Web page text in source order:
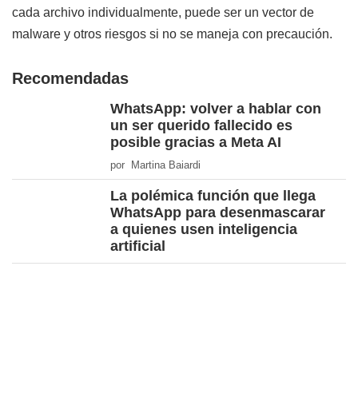
cada archivo individualmente, puede ser un vector de
malware y otros riesgos si no se maneja con precaución.
Recomendadas
WhatsApp: volver a hablar con
un ser querido fallecido es
posible gracias a Meta AI
por Martina Baiardi
La polémica función que llega
WhatsApp para desenmascarar
a quienes usen inteligencia
artificial